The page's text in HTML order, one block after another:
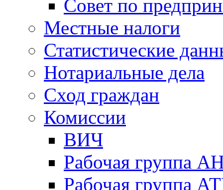
Совет по
Местные налоги
Статистические
Нотариальные дела
Сход граждан
Комиссии
ВИЧ
Рабочая группа
Рабочая группа